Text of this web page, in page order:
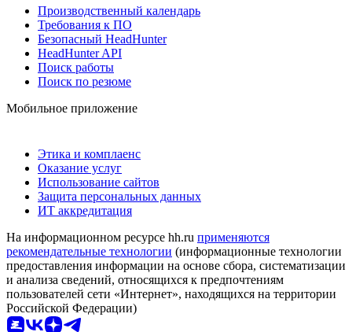
Производственный календарь
Требования к ПО
Безопасный HeadHunter
HeadHunter API
Поиск работы
Поиск по резюме
Мобильное приложение
Этика и комплаенс
Оказание услуг
Использование сайтов
Защита персональных данных
ИТ аккредитация
На информационном ресурсе hh.ru применяются
рекомендательные технологии (информационные технологии
предоставления информации на основе сбора, систематизации
и анализа сведений, относящихся к предпочтениям
пользователей сети «Интернет», находящихся на территории
Российской Федерации)